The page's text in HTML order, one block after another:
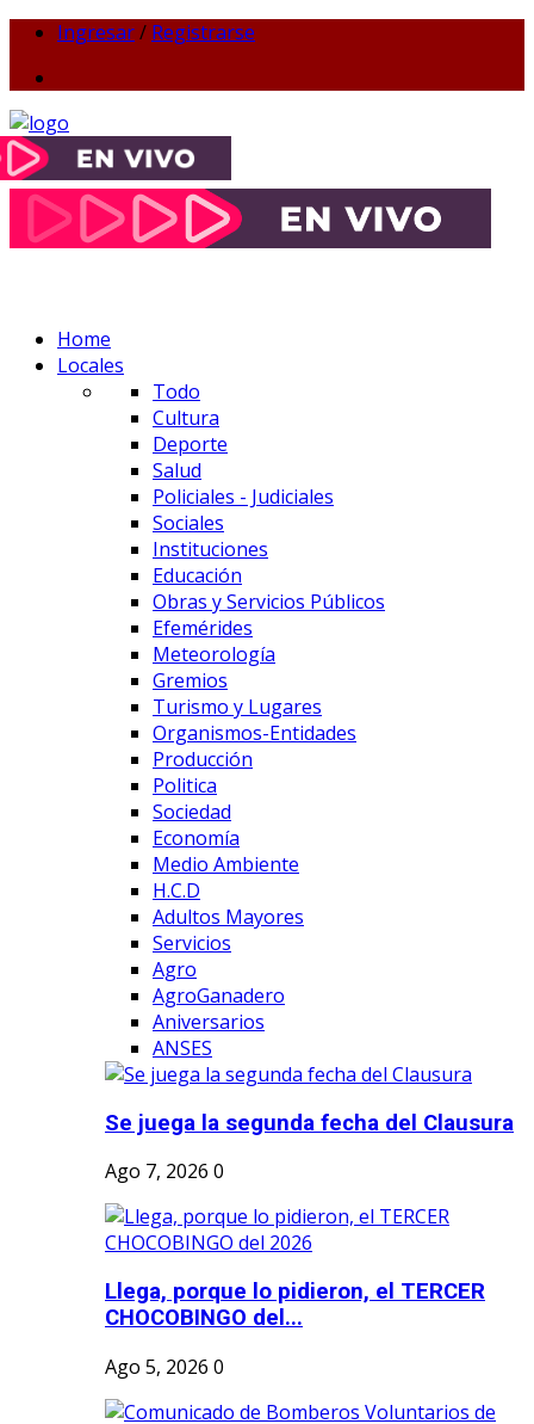
Ingresar/ Registrarse
Home
Locales
Todo
Cultura
Deporte
Salud
Policiales - Judiciales
Sociales
Instituciones
Educación
Obras y Servicios Públicos
Efemérides
Meteorología
Gremios
Turismo y Lugares
Organismos-Entidades
Producción
Politica
Sociedad
Economía
Medio Ambiente
H.C.D
Adultos Mayores
Servicios
Agro
AgroGanadero
Aniversarios
ANSES
Se juega la segunda fecha del Clausura
Ago 7, 2026 0
Llega, porque lo pidieron, el TERCER
CHOCOBINGO del...
Ago 5, 2026 0